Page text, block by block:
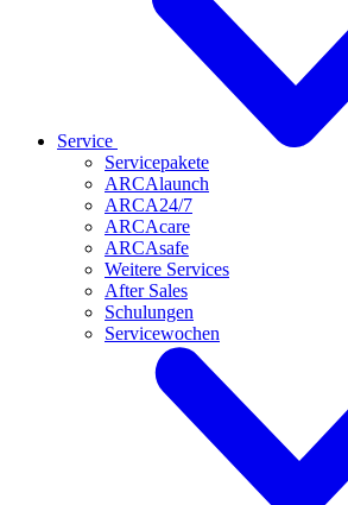
Service
Servicepakete
ARCAlaunch
ARCA24/7
ARCAcare
ARCAsafe
Weitere Services
After Sales
Schulungen
Servicewochen